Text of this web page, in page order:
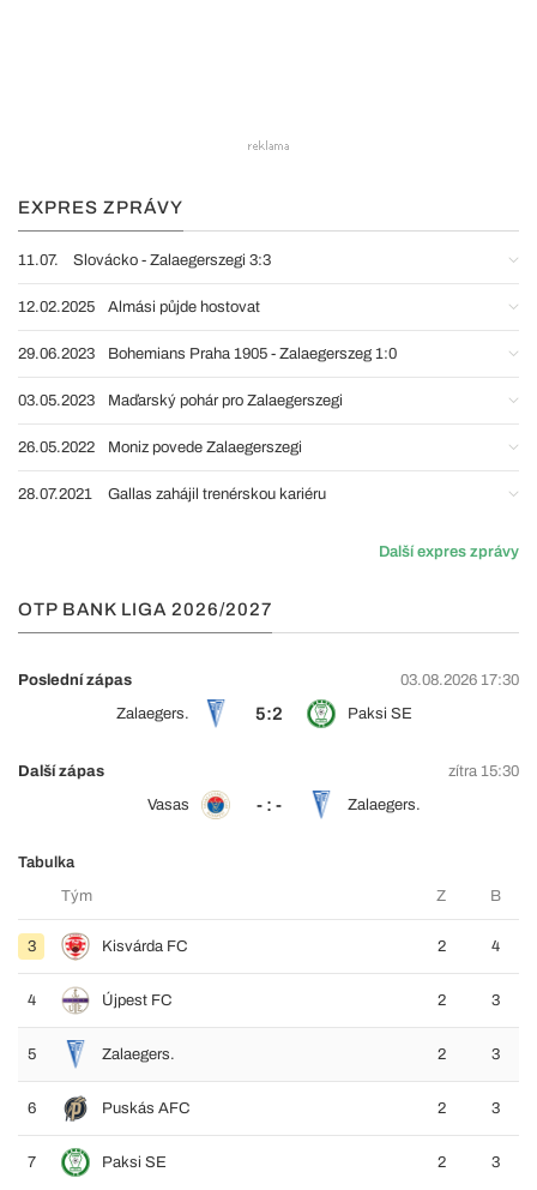
EXPRES ZPRÁVY
11.07. Slovácko - Zalaegerszegi 3:3
12.02.2025 Almási půjde hostovat
29.06.2023 Bohemians Praha 1905 - Zalaegerszeg 1:0
03.05.2023 Maďarský pohár pro Zalaegerszegi
26.05.2022 Moniz povede Zalaegerszegi
28.07.2021 Gallas zahájil trenérskou kariéru
Další expres zprávy
OTP BANK LIGA 2026/2027
Poslední zápas
03.08.2026 17:30
Zalaegers.
5:2 Paksi SE
Další zápas
zítra 15:30
Vasas
- : - Zalaegers.
Tabulka
Tým
Z B
3 Kisvárda FC 2 4
4 Újpest FC 2 3
5 Zalaegers. 2 3
6 Puskás AFC 2 3
7 Paksi SE 2 3